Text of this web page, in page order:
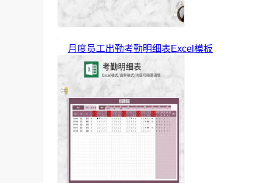
月度员工出勤考勤明细表Excel模板